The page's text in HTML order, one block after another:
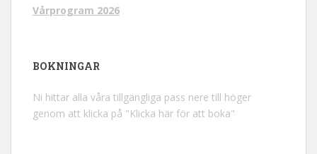
Vårprogram 2026
BOKNINGAR
Ni hittar alla våra tillgängliga pass nere till höger
genom att klicka på "Klicka här för att boka"